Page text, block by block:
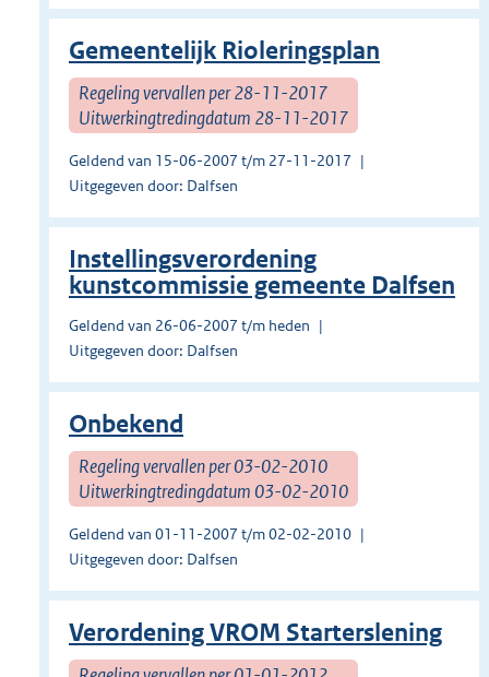
Gemeentelijk Rioleringsplan
Regeling vervallen per 28-11-2017
Uitwerkingtredingdatum 28-11-2017
Geldend van 15-06-2007 t/m 27-11-2017
Uitgegeven door: Dalfsen
Instellingsverordening
kunstcommissie gemeente Dalfsen
Geldend van 26-06-2007 t/m heden
Uitgegeven door: Dalfsen
Onbekend
Regeling vervallen per 03-02-2010
Uitwerkingtredingdatum 03-02-2010
Geldend van 01-11-2007 t/m 02-02-2010
Uitgegeven door: Dalfsen
Verordening VROM Starterslening